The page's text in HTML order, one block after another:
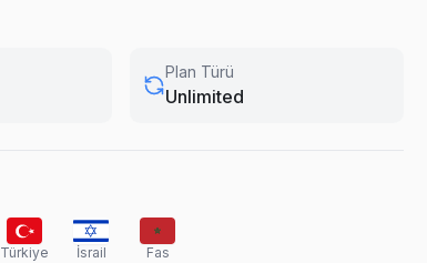
Plan Türü
Unlimited
Türkiye İsrail Fas